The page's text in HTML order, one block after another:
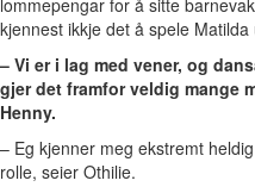
kjennest ikkje det å spele
– Vi er i lag med vener, og
gjer det framfor veldig mange
Henny.
– Eg kjenner meg ekstremt
rolle, seier Othilie.